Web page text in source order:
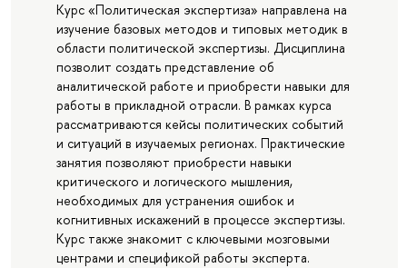
Курс «Политическая экспертиза» направлена на
изучение базовых методов и типовых методик в
области политической экспертизы. Дисциплина
позволит создать представление об
аналитической работе и приобрести навыки для
работы в прикладной отрасли. В рамках курса
рассматриваются кейсы политических событий
и ситуаций в изучаемых регионах. Практические
занятия позволяют приобрести навыки
критического и логического мышления,
необходимых для устранения ошибок и
когнитивных искажений в процессе экспертизы.
Курс также знакомит с ключевыми мозговыми
центрами и спецификой работы эксперта.